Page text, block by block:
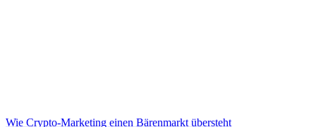
Wie Crypto-Marketing einen Bärenmarkt übersteht